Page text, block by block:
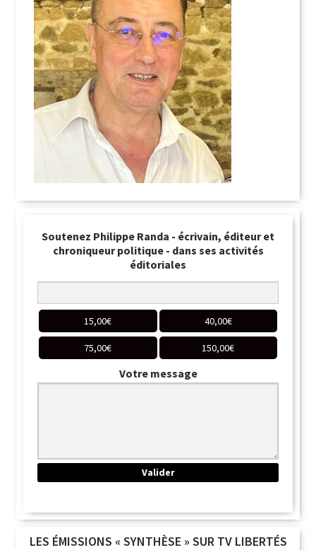
Soutenez Philippe Randa - écrivain, éditeur et
chroniqueur politique - dans ses activités
éditoriales
15,00€ 40,00€
75,00€ 150,00€
Votre message
LES ÉMISSIONS « SYNTHÈSE » SUR TV LIBERTÉS